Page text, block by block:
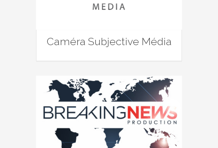
Caméra Subjective Média